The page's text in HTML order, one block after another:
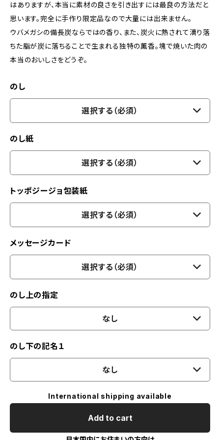
はありますが、本当に素材の良さを引き出すには最良の方法だと
思います。完全に手作り限定品なので大量には出来ません。
ウバメガシの備長炭ならではの香り、また、炭火に熱されて滴り落
ちた脂が炭に落ちることで生まれる独特の薫香。塊で焼いた肉の
本当のおいしさをどうぞ。
のし
選択する（必須）
のし紙
選択する（必須）
トッポジージョ包装紙
選択する（必須）
メッセージカード
選択する（必須）
のし上の指定
なし
のし下の記名１
なし
International shipping available
Add to cart